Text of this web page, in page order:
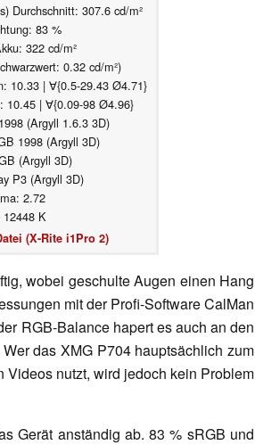
Durchschnitt: 307.6 cd/m²
83 %
322 cd/m²
0.32 cd/m²)
10.33 | ∀{0.5-29.43 Ø4.71}
10.45 | ∀{0.09-98 Ø4.96}
(Argyll 1.6.3 3D)
1998 (Argyll 3D)
(Argyll 3D)
P3 (Argyll 3D)
2.72
12448 K
(X-Rite i1Pro 2)
wobei geschulte Augen einen Hang
mit der Profi-Software CalMan
RGB-Balance hapert es auch an den
das XMG P704 hauptsächlich zum
nutzt, wird jedoch kein Problem
Gerät anständig ab. 83 % sRGB und